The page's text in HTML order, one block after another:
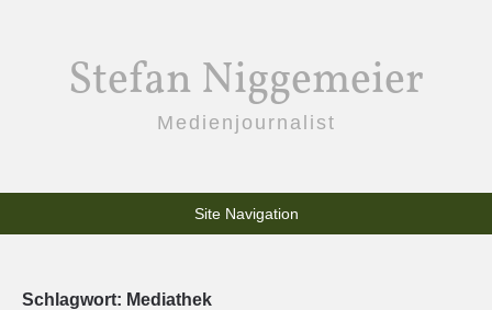
Stefan Niggemeier
Medienjournalist
Site Navigation
Schlagwort: Mediathek